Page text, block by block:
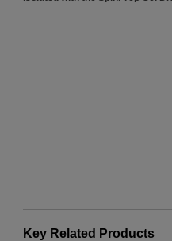
Key Related Products